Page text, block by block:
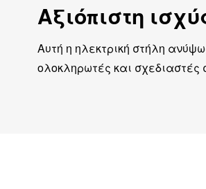
Αξιόπιστη
Αυτή η ηλεκτρική στήλη
ολοκληρωτές και